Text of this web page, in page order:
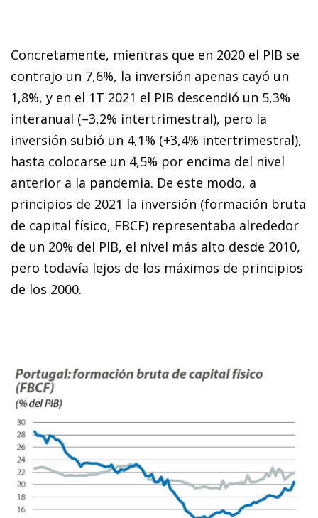
Concretamente, mientras que en 2020 el PIB se
contrajo un 7,6%, la inversión apenas cayó un
1,8%, y en el 1T 2021 el PIB descendió un 5,3%
interanual (–3,2% intertrimestral), pero la
inversión subió un 4,1% (+3,4% intertrimestral),
hasta colocarse un 4,5% por encima del nivel
anterior a la pandemia. De este modo, a
principios de 2021 la inversión (formación bruta
de capital físico, FBCF) representaba alrededor
de un 20% del PIB, el nivel más alto desde 2010,
pero todavía lejos de los máximos de principios
de los 2000.